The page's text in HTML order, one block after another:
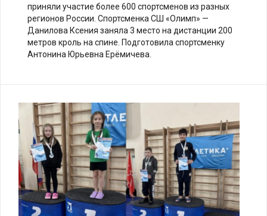
приняли участие более 600 спортсменов из разных
регионов России. Спортсменка СШ «Олимп» —
Данилова Ксения заняла 3 место на дистанции 200
метров кроль на спине. Подготовила спортсменку
Антонина Юрьевна Ерёмичева.